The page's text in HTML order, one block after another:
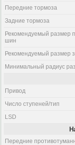
Передние тормоза
Задние тормоза
Рекомендуемый размер
шин
Рекомендуемый размер
Минимальный радиус
Привод
Число ступеней/тип
LSD
Передние